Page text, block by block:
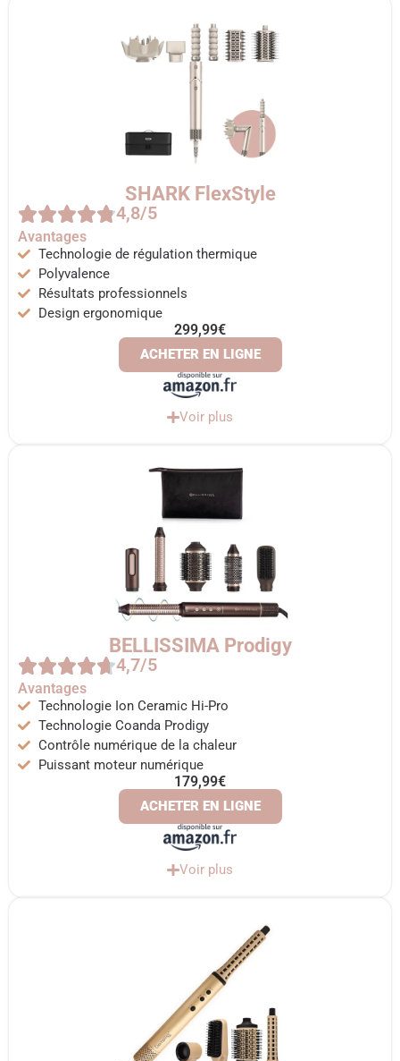
SHARK FlexStyle
4,8/5
Avantages
Technologie de régulation thermique
Polyvalence
Résultats professionnels
Design ergonomique
299,99€
ACHETER EN LIGNE
Voir plus
BELLISSIMA Prodigy
4,7/5
Avantages
Technologie Ion Ceramic Hi-Pro
Technologie Coanda Prodigy
Contrôle numérique de la chaleur
Puissant moteur numérique
179,99€
ACHETER EN LIGNE
Voir plus